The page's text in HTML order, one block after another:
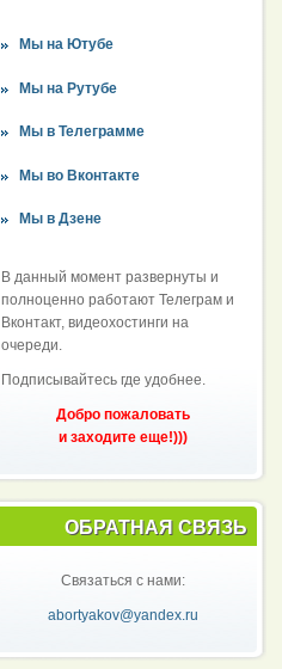
Мы на Ютубе
Мы на Рутубе
Мы в Телеграмме
Мы во Вконтакте
Мы в Дзене
В данный момент развернуты и
полноценно работают Телеграм и
Вконтакт, видеохостинги на
очереди.
Подписывайтесь где удобнее.
Добро пожаловать
и заходите еще!)))
ОБРАТНАЯ СВЯЗЬ
Связаться с нами:
abortyakov@yandex.ru